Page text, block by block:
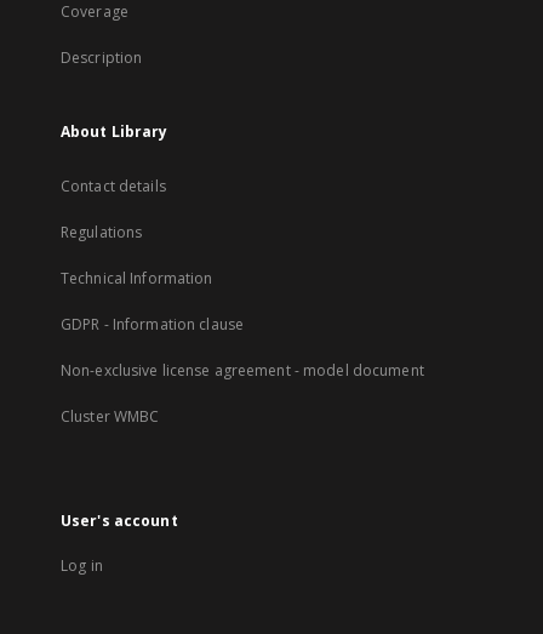
Coverage
Description
About Library
Contact details
Regulations
Technical Information
GDPR - Information clause
Non-exclusive license agreement - model document
Cluster WMBC
User's account
Log in